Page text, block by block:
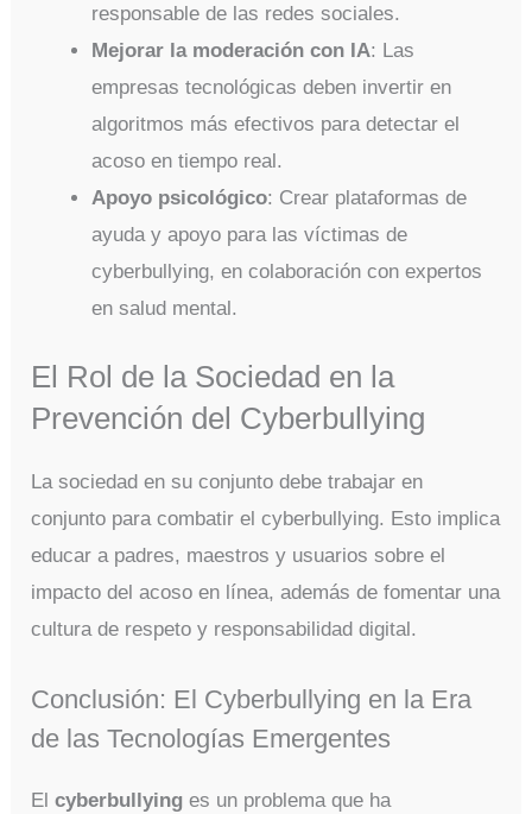
responsable de las redes sociales.
Mejorar la moderación con IA: Las
empresas tecnológicas deben invertir en
algoritmos más efectivos para detectar el
acoso en tiempo real.
Apoyo psicológico: Crear plataformas de
ayuda y apoyo para las víctimas de
cyberbullying, en colaboración con expertos
en salud mental.
El Rol de la Sociedad en la
Prevención del Cyberbullying
La sociedad en su conjunto debe trabajar en
conjunto para combatir el cyberbullying. Esto implica
educar a padres, maestros y usuarios sobre el
impacto del acoso en línea, además de fomentar una
cultura de respeto y responsabilidad digital.
Conclusión: El Cyberbullying en la Era
de las Tecnologías Emergentes
Elcyberbullying es un problema que ha